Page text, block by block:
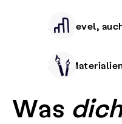
Alle Level,
Alle
Was